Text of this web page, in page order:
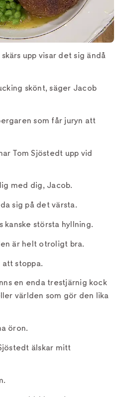
upp visar det sig ändå
skönt, säger Jacob
som får juryn att
Tom Sjöstedt upp vid
med dig, Jacob.
sig på det värsta.
kanske största hyllning.
är helt otroligt bra.
att stoppa.
en enda trestjärnig kock
världen som gör den lika
öron.
älskar mitt